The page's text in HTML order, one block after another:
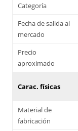
Categoría
Fecha de salida al
mercado
Precio
aproximado
Carac. físicas
Material de
fabricación